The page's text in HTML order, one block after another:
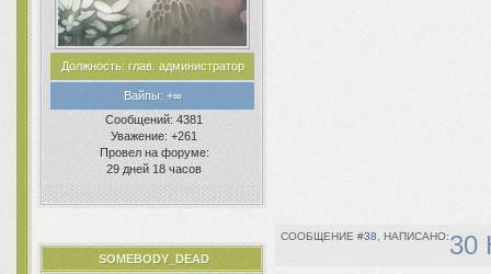
Должность:глав. администратор
Вайпы:+∞
Сообщений: 4381
Уважение: +261
Провел на форуме:
29 дней 18 часов
38 30
SOMEBODY_DEAD